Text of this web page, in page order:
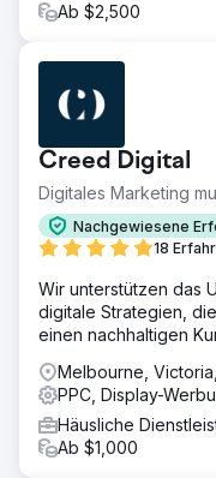
Ab $2,500
Creed Digital
Digitales Marketing
Nachgewiesene
18
Wir unterstützen das
digitale Strategien,
einen nachhaltigen
Melbourne,
PPC, Display-
Häusliche
Ab $1,000